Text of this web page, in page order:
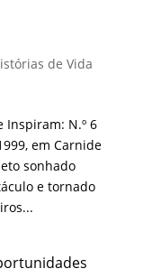
de Vida
Inspiram: N.º 6
em Carnide
sonhado
e tornado